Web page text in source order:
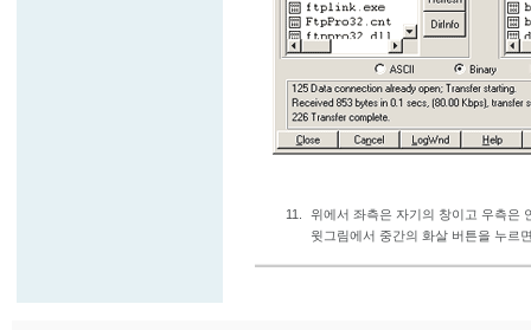
11.
위에서 좌측은 자기의 창이고 우측은
윗그림에서 중간의 화살 버튼을 누르